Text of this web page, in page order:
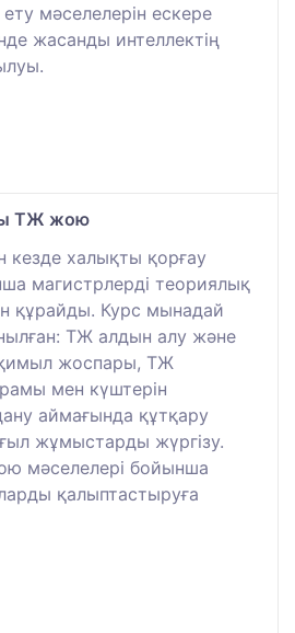
ету мәселелерін ескере
жасанды интеллектің
ТЖ жою
кезде халықты қорғау
магистрлерді теориялық
құрайды. Курс мынадай
ТЖ алдын алу және
жоспары, ТЖ
мен күштерін
аймағында құтқару
жұмыстарды жүргізу.
мәселелері бойынша
қалыптастыруға